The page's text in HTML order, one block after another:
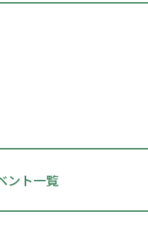
ント一覧